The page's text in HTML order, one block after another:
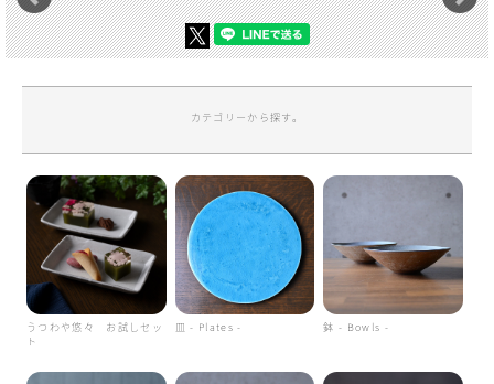
カテゴリーから探す。
うつわや悠々 お試しセッ
ト
皿 - Plates - 鉢 - Bowls -